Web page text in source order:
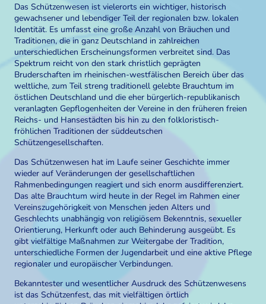
Das Schützenwesen ist vielerorts ein wichtiger, historisch
gewachsener und lebendiger Teil der regionalen bzw. lokalen
Identität. Es umfasst eine große Anzahl von Bräuchen und
Traditionen, die in ganz Deutschland in zahlreichen
unterschiedlichen Erscheinungsformen verbreitet sind. Das
Spektrum reicht von den stark christlich geprägten
Bruderschaften im rheinischen-westfälischen Bereich über das
weltliche, zum Teil streng traditionell gelebte Brauchtum im
östlichen Deutschland und die eher bürgerlich-republikanisch
veranlagten Gepflogenheiten der Vereine in den früheren freien
Reichs- und Hansestädten bis hin zu den folkloristisch-
fröhlichen Traditionen der süddeutschen
Schützengesellschaften.
Das Schützenwesen hat im Laufe seiner Geschichte immer
wieder auf Veränderungen der gesellschaftlichen
Rahmenbedingungen reagiert und sich enorm ausdifferenziert.
Das alte Brauchtum wird heute in der Regel im Rahmen einer
Vereinszugehörigkeit von Menschen jeden Alters und
Geschlechts unabhängig von religiösem Bekenntnis, sexueller
Orientierung, Herkunft oder auch Behinderung ausgeübt. Es
gibt vielfältige Maßnahmen zur Weitergabe der Tradition,
unterschiedliche Formen der Jugendarbeit und eine aktive Pflege
regionaler und europäischer Verbindungen.
Bekanntester und wesentlicher Ausdruck des Schützenwesens
ist das Schützenfest, das mit vielfältigen örtlich